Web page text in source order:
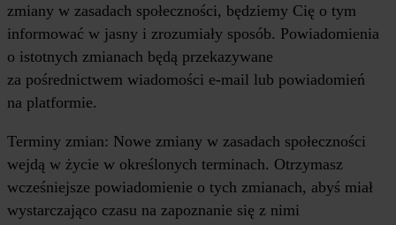
zmiany w zasadach społeczności, będziemy Cię o tym
informować w jasny i zrozumiały sposób. Powiadomienia
o istotnych zmianach będą przekazywane
za pośrednictwem wiadomości e-mail lub powiadomień
na platformie.
Terminy zmian: Nowe zmiany w zasadach społeczności
wejdą w życie w określonych terminach. Otrzymasz
wcześniejsze powiadomienie o tych zmianach, abyś miał
wystarczająco czasu na zapoznanie się z nimi